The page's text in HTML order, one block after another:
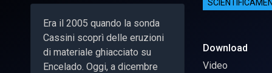
Era il 2005 quando la sonda
Cassini scoprì delle eruzioni
di materiale ghiacciato su
Encelado. Oggi, a dicembre
Download
Video